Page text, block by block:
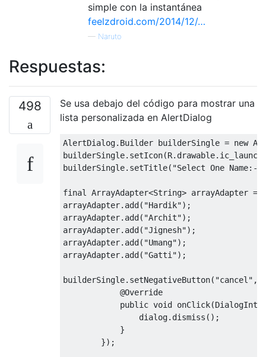
simple con la instantánea
feelzdroid.com/2014/12/…
— Naruto
Respuestas:
498
Se usa debajo del código para mostrar una
lista personalizada en AlertDialog
AlertDialog. Builder builderSingle = new
builderSingle. setIcon(R. drawable.
builderSingle. setTitle( "Select One Name:-"
final ArrayAdapter<String> arrayAdapter =
arrayAdapter. add( "Hardik");
arrayAdapter. add( "Archit");
arrayAdapter. add( "Jignesh");
arrayAdapter. add( "Umang");
arrayAdapter. add( "Gatti");
builderSingle. setNegativeButton( "cancel" ,
@Override
public void onClick(
                dialog
. dismiss ();
}
});